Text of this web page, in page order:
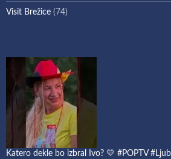
Visit Brežice (74)
Katero dekle bo izbral Ivo? 💛 #POPTV